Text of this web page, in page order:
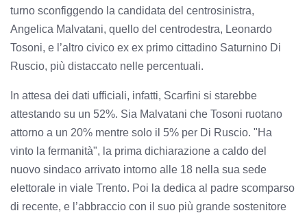
turno sconfiggendo la candidata del centrosinistra,
Angelica Malvatani, quello del centrodestra, Leonardo
Tosoni, e l’altro civico ex ex primo cittadino Saturnino Di
Ruscio, più distaccato nelle percentuali.
In attesa dei dati ufficiali, infatti, Scarfini si starebbe
attestando su un 52%. Sia Malvatani che Tosoni ruotano
attorno a un 20% mentre solo il 5% per Di Ruscio. "Ha
vinto la fermanità", la prima dichiarazione a caldo del
nuovo sindaco arrivato intorno alle 18 nella sua sede
elettorale in viale Trento. Poi la dedica al padre scomparso
di recente, e l’abbraccio con il suo più grande sostenitore